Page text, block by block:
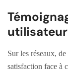
Sur les réseaux,
satisfaction face à